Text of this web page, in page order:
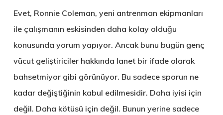
Evet, Ronnie Coleman, yeni antrenman ekipmanları
ile çalışmanın eskisinden daha kolay olduğu
konusunda yorum yapıyor. Ancak bunu bugün genç
vücut geliştiriciler hakkında lanet bir ifade olarak
bahsetmiyor gibi görünüyor. Bu sadece sporun ne
kadar değiştiğinin kabul edilmesidir. Daha iyisi için
değil. Daha kötüsü için değil. Bunun yerine sadece